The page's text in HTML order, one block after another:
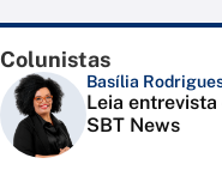
Colunistas
Basília
Leia
SBT News